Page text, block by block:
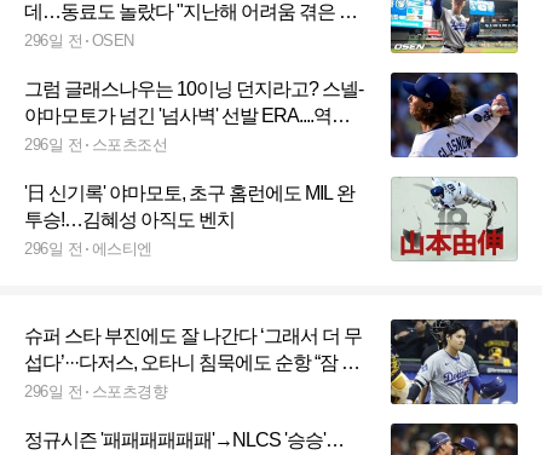
데…동료도 놀랐다 "지난해 어려움 겪은 日
MVP, 적응 끝"
296일 전 OSEN
그럼 글래스나우는 10이닝 던지라고? 스넬-
야마모토가 넘긴 '넘사벽' 선발 ERA....역대
순위를 보니
296일 전 스포츠조선
'日 신기록' 야마모토, 초구 홈런에도 MIL 완
투승!…김혜성 아직도 벤치
296일 전 에스티엔
슈퍼 스타 부진에도 잘 나간다 ‘그래서 더 무
섭다’···다저스, 오타니 침묵에도 순항 “잠 자
는 거인 깰 것”
296일 전 스포츠경향
정규시즌 '패패패패패패'→NLCS '승승'…